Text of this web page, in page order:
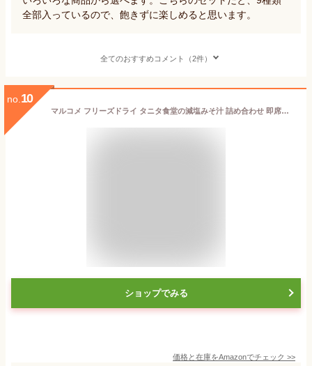
全部入っているので、飽きずに楽しめると思います。
全てのおすすめコメント（2件）
no. 10
マルコメ フリーズドライ タニタ食堂の減塩みそ汁 詰め合わせ 即席味噌汁 24食(4種×6食)【タニタ食堂監修】
ショップでみる
価格と在庫をAmazonでチェック >>